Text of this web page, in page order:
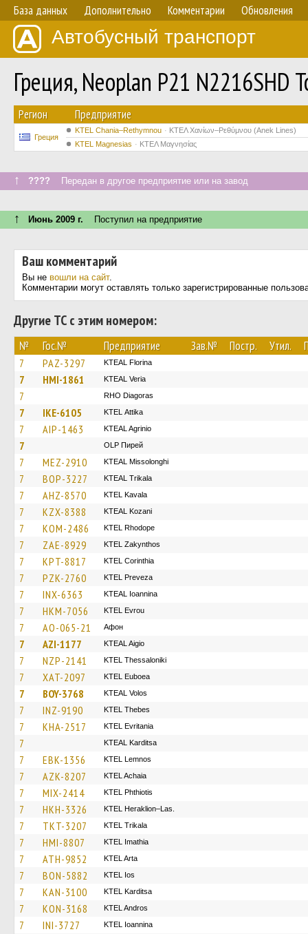
База данных Дополнительно Комментарии Обновления
Автобусный транспорт
Греция, Neoplan P21
Регион Предприятие
Греция
KTEL Chania–Rethymnou
ΚΤΕΛ Χανίων–Ρεθύμνου (Anek Lines)
ΚΤΕL Magnesias
ΚΤΕΛ Μαγνησίας
↑ ???? Передан в другое предприятие или на завод
↑ Июнь 2009 г. Поступил на предприятие
Ваш комментарий
Вы не вошли на сайт.
Комментарии могут оставлять только зарегистрированные
Другие ТС с этим номером:
№ Гос.№ Предприятие Зав.№ Постр. Утил.
7 PAZ-3297 KTEAL Florina
7 HMI-1861 KTEAL Veria
7 RHO Diagoras
7 IKE-6105 KΤΕL Αttika
7 AIP-1463 KTEAL Agrinio
7 OLP Пирей
7 MEZ-2910 KTEAL Missolonghi
7 BOP-3227 KTEAL Trikala
7 AHZ-8570 KTEL Kavala
7 KZX-8388 KTEAL Kozani
7 KOM-2486 KTEL Rhodope
7 ZAE-8929 KTEL Zakynthos
7 KPT-8817 KTEL Corinthia
7 PZK-2760 KTEL Preveza
7 INX-6363 KTEAL Ioannina
7 HKM-7056 KTEL Evrou
7 AO-065-21 Афон
7 AZI-1177 KTEAL Aigio
7 NZP-2141 KTEL Thessaloniki
7 XAT-2097 ΚΤΕL Euboea
7 BOY-3768 KTEAL Volos
7 INZ-9190 KTEL Thebes
7 KHA-2517 ΚΤΕL Evritania
7 KTEAL Karditsa
7 EBK-1356 KTEL Lemnos
7 AZK-8207 KTEL Achaia
7 MIX-2414 ΚΤΕL Phthiotis
7 HKH-3326 KTEL Heraklion–Las.
7 TKT-3207 ΚΤΕL Τrikala
7 HMI-8807 KTEL Imathia
7 ATH-9852 KTEL Arta
7 BON-5882 KTEL Ios
7 KAN-3100 ΚΤΕL Karditsa
7 KON-3168 KTEL Andros
7 INI-3727 KTEL Ioannina